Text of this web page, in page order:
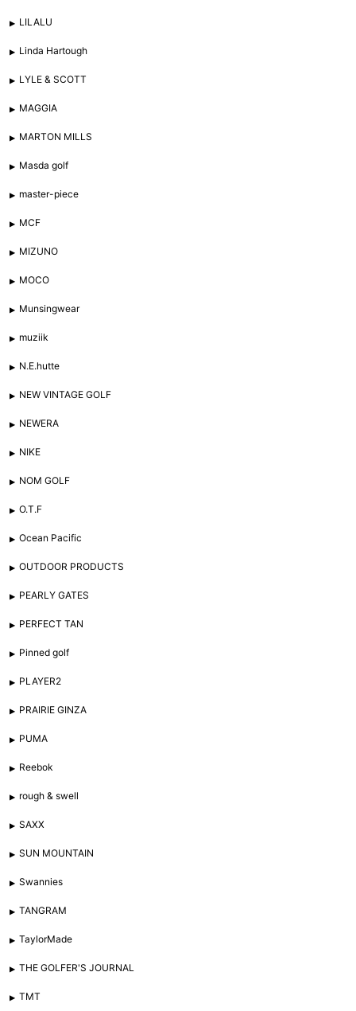
LILALU
Linda Hartough
LYLE & SCOTT
MAGGIA
MARTON MILLS
Masda golf
master-piece
MCF
MIZUNO
MOCO
Munsingwear
muziik
N.E.hutte
NEW VINTAGE GOLF
NEWERA
NIKE
NOM GOLF
O.T.F
Ocean Pacific
OUTDOOR PRODUCTS
PEARLY GATES
PERFECT TAN
Pinned golf
PLAYER2
PRAIRIE GINZA
PUMA
Reebok
rough & swell
SAXX
SUN MOUNTAIN
Swannies
TANGRAM
TaylorMade
THE GOLFER'S JOURNAL
TMT